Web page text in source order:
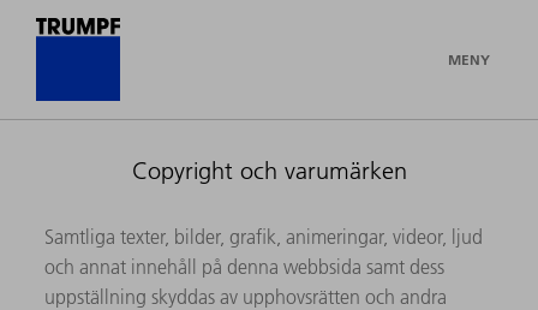
MENY
Copyright och varumärken
Samtliga texter, bilder, grafik, animeringar, videor, ljud
och annat innehåll på denna webbsida samt dess
uppställning skyddas av upphovsrätten och andra